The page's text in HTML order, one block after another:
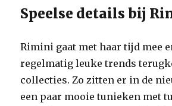
Speelse details bij
Rimini gaat met haar tijd mee
regelmatig leuke trends
collecties. Zo zitten er in de
een paar mooie tunieken met